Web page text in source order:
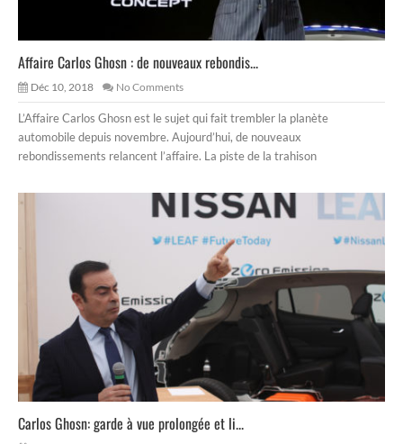
Affaire Carlos Ghosn : de nouveaux rebondis...
Déc 10, 2018 No Comments
L’Affaire Carlos Ghosn est le sujet qui fait trembler la planète
automobile depuis novembre. Aujourd’hui, de nouveaux
rebondissements relancent l’affaire. La piste de la trahison
Carlos Ghosn: garde à vue prolongée et li...